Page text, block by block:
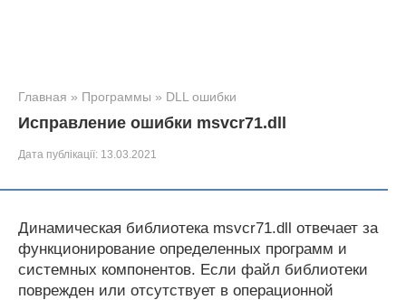
Главная » Программы » DLL ошибки
Исправление ошибки msvcr71.dll
Дата публікації: 13.03.2021
Динамическая библиотека msvcr71.dll отвечает за
функционирование определенных программ и
системных компонентов. Если файл библиотеки
поврежден или отсутствует в операционной